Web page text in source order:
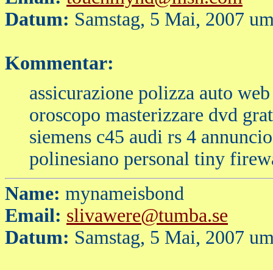
Datum: Samstag, 5 Mai, 2007
Kommentar:
assicurazione polizza auto
oroscopo masterizzare dvd
siemens c45 audi rs 4
polinesiano personal tiny
Name: mynameisbond
Email: slivawere@tumba.se
Datum: Samstag, 5 Mai, 2007